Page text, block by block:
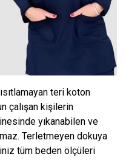
teri koton
çalışan kişilerin
yıkanabilen ve
Terletmeyen dokuya
tüm beden ölçüleri